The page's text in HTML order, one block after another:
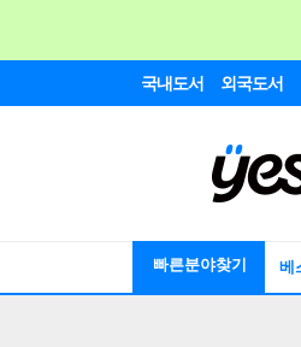
국내도서 외국도서
빠른분야찾기 베